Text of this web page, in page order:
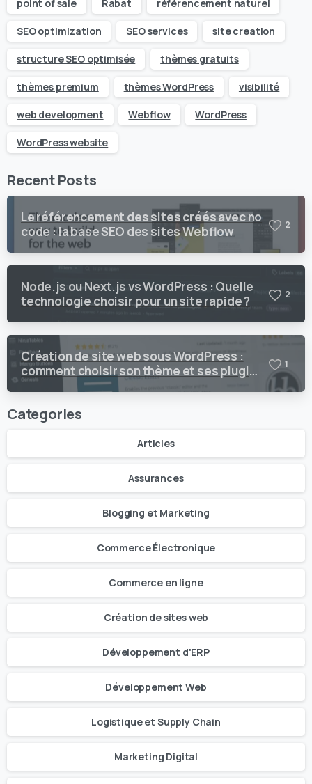
point of sale Rabat référencement naturel
SEO optimization SEO services site creation
structure SEO optimisée thèmes gratuits
thèmes premium thèmes WordPress visibilité
web development Webflow WordPress
WordPress website
Recent Posts
Le référencement des sites créés avec no
code : la base SEO des sites Webflow
2
Node.js ou Next.js vs WordPress : Quelle
technologie choisir pour un site rapide ?
2
Création de site web sous WordPress :
comment choisir son thème et ses plugins
?
1
Categories
Articles
Assurances
Blogging et Marketing
Commerce Électronique
Commerce en ligne
Création de sites web
Développement d'ERP
Développement Web
Logistique et Supply Chain
Marketing Digital